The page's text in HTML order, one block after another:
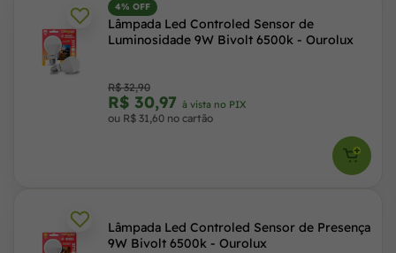
4% OFF
Lâmpada Led Controled Sensor de
Luminosidade 9W Bivolt 6500k - Ourolux
R$ 32,90
R$ 30,97 à vista no PIX
ou R$ 31,60 no cartão
Lâmpada Led Controled Sensor de Presença
9W Bivolt 6500k - Ourolux